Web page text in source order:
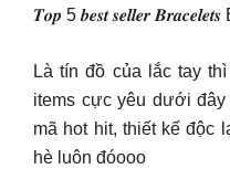
𝑻𝒐𝒑 5 𝒃𝒆𝒔𝒕 𝒔𝒆𝒍𝒍𝒆𝒓
Là tín đồ của lắc tay
items cực yêu dưới
mã hot hit, thiết kế độc
hè luôn đóooo